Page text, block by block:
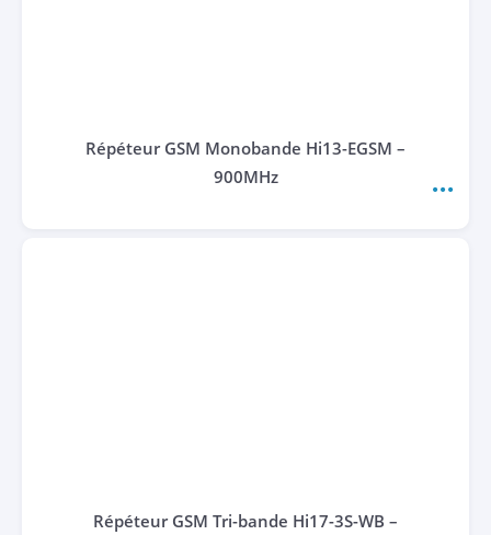
Répéteur GSM Monobande Hi13-EGSM –
900MHz
Répéteur GSM Tri-bande Hi17-3S-WB –